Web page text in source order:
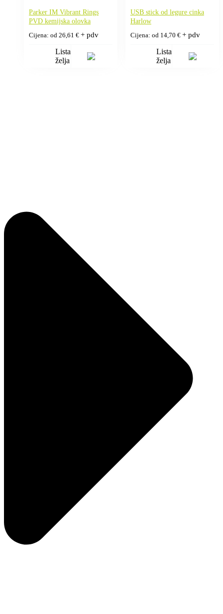
Parker IM Vibrant Rings
PVD kemijska olovka
Cijena: od 26,61 € + pdv
Lista
želja
USB stick od legure cinka
Harlow
Cijena: od 14,70 € + pdv
Lista
želja